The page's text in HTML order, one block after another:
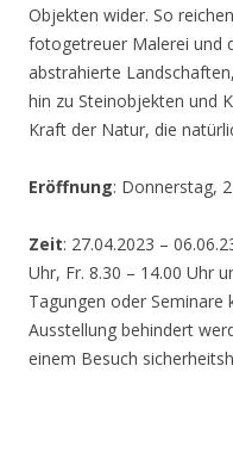
Objekten wider. So
fotogetreuer Malerei und
abstrahierte
hin zu Steinobjekten und
Kraft der Natur, die
Eröffnung: Donnerstag,
Zeit: 27.04.2023 –
Uhr, Fr. 8.30 – 14.00 Uhr
Tagungen oder Seminare
Ausstellung behindert
einem Besuch